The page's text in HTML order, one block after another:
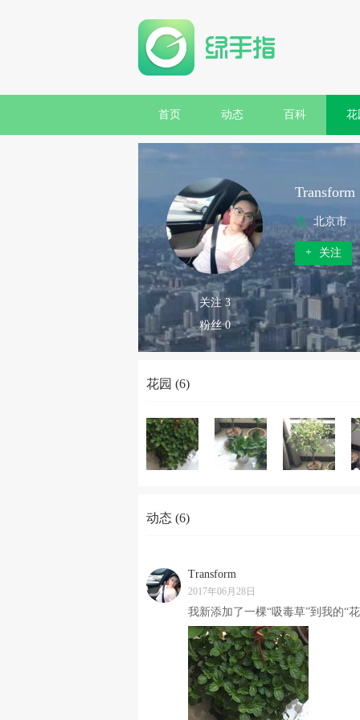
首页 动态 百科 花
关注 3
粉丝 0
Transform
北京市
+ 关注
花园 (6)
动态 (6)
Transform
2017年06月28日
我新添加了一棵“吸毒草”到我的“